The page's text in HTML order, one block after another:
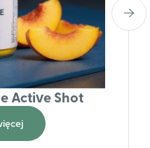
Active Shot